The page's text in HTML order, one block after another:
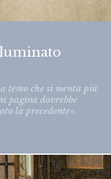
temo che si menta più
pagina dovrebbe
la precedente».